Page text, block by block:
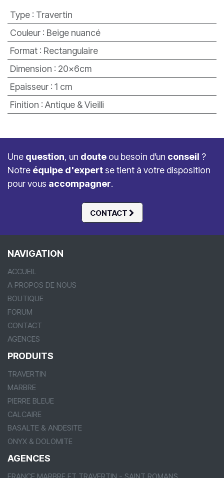
Type: Travertin
Couleur: Beige nuancé
Format: Rectangulaire
Dimension : 20x6cm
Epaisseur: 1 cm
Finition : Antique & Vieilli
CONTACT
Une question, un doute ou besoin d’un conseil ?
Notre équipe d'expert se tient à votre disposition
pour vous accompagner.
NAVIGATION
ACCUEIL
A PROPOS DE NOUS
BOUTIQUE
FORUM
CONTACT
AGENCES
PRODUITS
TRAVERTIN
MARBRE
PIERRE BLEUE
CALCAIRE
BASALTE & ANDESITE
ONYX & DOLOMITE
AGENCES